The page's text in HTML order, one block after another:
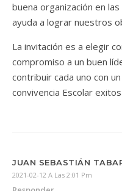
buena organización en
ayuda a lograr nuestros
La invitación es a elegir
compromiso a un buen
contribuir cada uno con
convivencia Escolar
JUAN SEBASTIÁN
2021-02-12 A Las 2:01 Pm